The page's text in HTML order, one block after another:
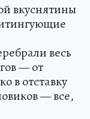
вкуснятины
весь
— от
в отставку
— все,